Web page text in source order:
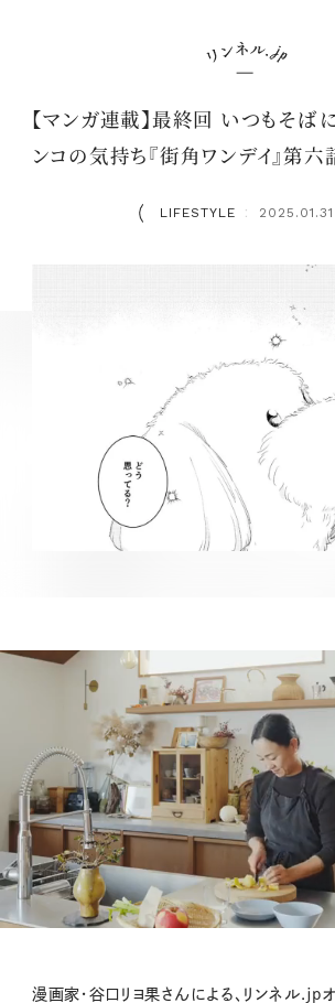
【マンガ連載】最終回 いつもそば
ンコの気持ち『街角ワンデイ』第
LIFESTYLE ： 2025.01.31
漫画家・谷口リヨ果さんによる、リンネル.jp